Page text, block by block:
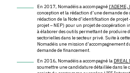
En 2017, Nomadéis a accompagné l’ADEME,
conception et la rédaction d’une demande
rédaction de la Note d’identification de projet
projet – NEP) pour un projet de
à élaborer des outils permettant de produire
sectorielles dans le secteur privé. Suite à
Nomadéis une mission d’accompagnement
demande de financement.
En 2016, Nomadéis a accompagné la
soumettre une candidature détaillée dans le